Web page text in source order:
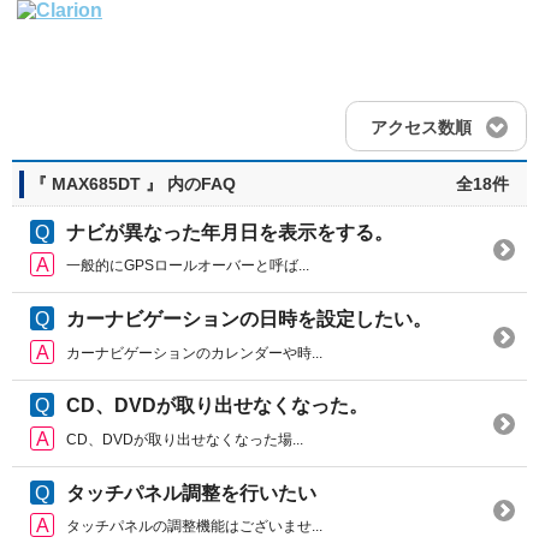
アクセス数順
『 MAX685DT 』 内のFAQ 全18件
ナビが異なった年月日を表示をする。
一般的にGPSロールオーバーと呼ば...
カーナビゲーションの日時を設定したい。
カーナビゲーションのカレンダーや時...
CD、DVDが取り出せなくなった。
CD、DVDが取り出せなくなった場...
タッチパネル調整を行いたい
タッチパネルの調整機能はございませ...